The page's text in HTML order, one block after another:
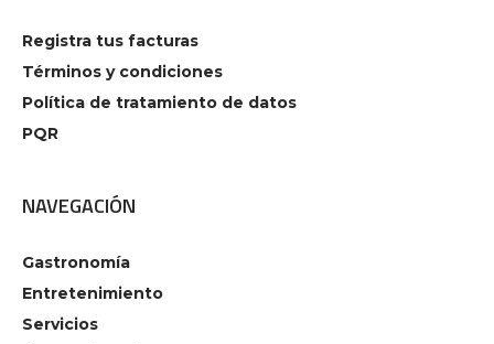
Registra tus facturas
Términos y condiciones
Política de tratamiento de datos
PQR
NAVEGACIÓN
Gastronomía
Entretenimiento
Servicios